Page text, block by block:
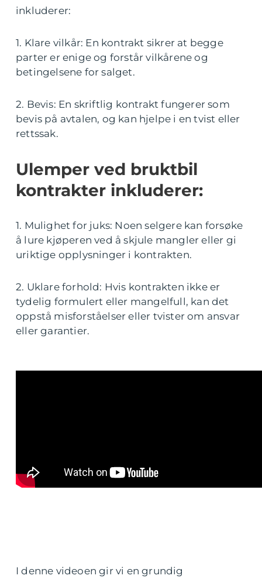
inkluderer:
1. Klare vilkår: En kontrakt sikrer at begge
parter er enige og forstår vilkårene og
betingelsene for salget.
2. Bevis: En skriftlig kontrakt fungerer som
bevis på avtalen, og kan hjelpe i en tvist eller
rettssak.
Ulemper ved bruktbil
kontrakter inkluderer:
1. Mulighet for juks: Noen selgere kan forsøke
å lure kjøperen ved å skjule mangler eller gi
uriktige opplysninger i kontrakten.
2. Uklare forhold: Hvis kontrakten ikke er
tydelig formulert eller mangelfull, kan det
oppstå misforståelser eller tvister om ansvar
eller garantier.
I denne videoen gir vi en grundig